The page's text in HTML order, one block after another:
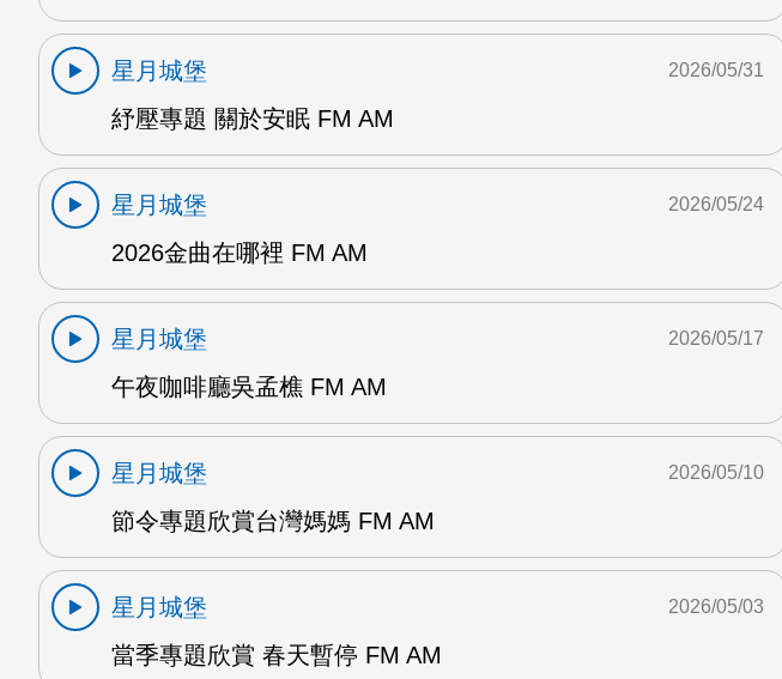
星月城堡
紓壓專題 關於安眠 FM AM
2026/05/31
星月城堡
2026金曲在哪裡 FM AM
2026/05/24
星月城堡
午夜咖啡廳吳孟樵 FM AM
2026/05/17
星月城堡
節令專題欣賞台灣媽媽 FM AM
2026/05/10
星月城堡
當季專題欣賞 春天暫停 FM AM
2026/05/03